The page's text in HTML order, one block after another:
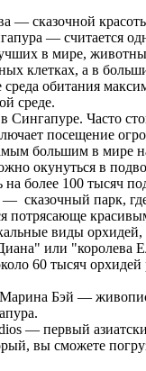
— сказочной
— считается
в мире,
клетках, а в
среда обитания
среде.
Сингапуре. Часто
посещение
большим в мире
окунуться в
на более 100 тысяч
— сказочный парк,
потрясающе
виды орхидей,
или "королева
60 тысяч
Бэй —
— первый
вы сможете